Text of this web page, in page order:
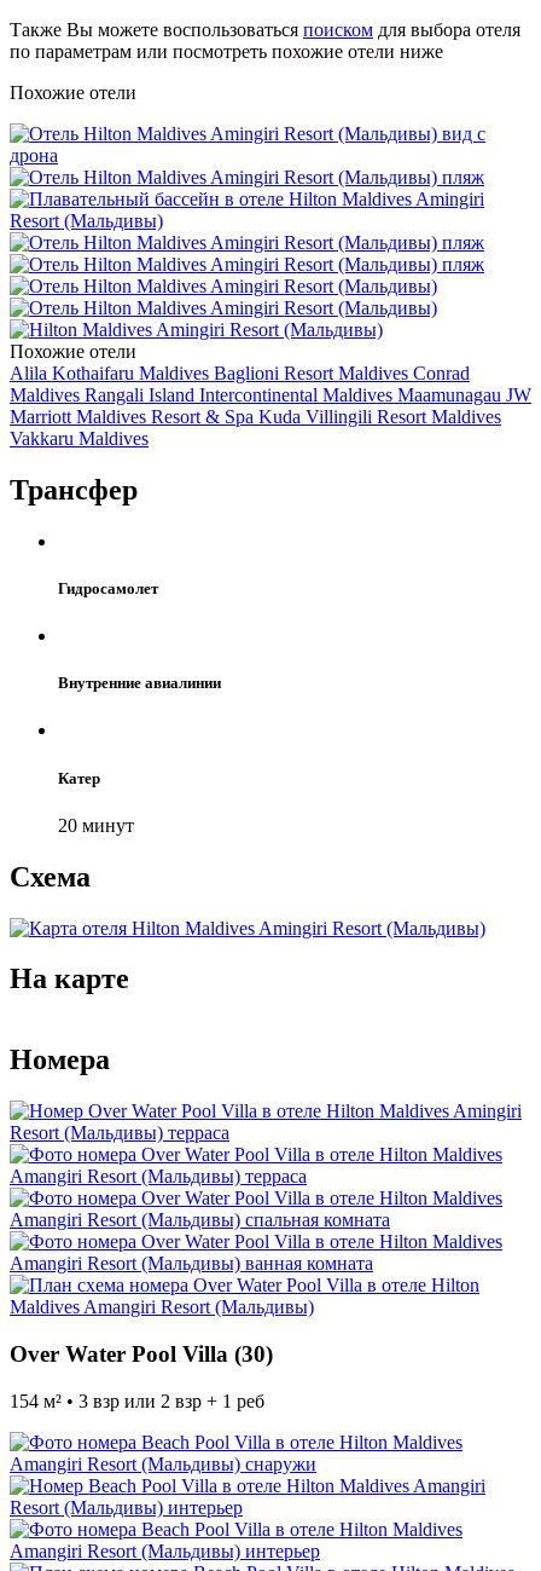
Также Вы можете воспользоваться поиском для выбора отеля
по параметрам или посмотреть похожие отели ниже
Похожие отели
Похожие отели
Alila Kothaifaru Maldives Baglioni Resort Maldives Conrad
Maldives Rangali Island Intercontinental Maldives Maamunagau JW
Marriott Maldives Resort & Spa Kuda Villingili Resort Maldives
Vakkaru Maldives
Трансфер
Гидросамолет
Внутренние авиалинии
Катер
20 минут
Схема
На карте
Номера
Over Water Pool Villa (30)
154 м² • 3 взр или 2 взр + 1 реб